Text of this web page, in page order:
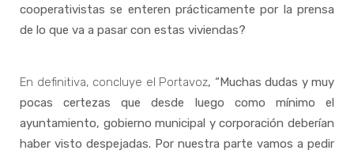
cooperativistas se enteren prácticamente por la prensa
de lo que va a pasar con estas viviendas?
En definitiva, concluye el Portavoz, “Muchas dudas y muy
pocas certezas que desde luego como mínimo el
ayuntamiento, gobierno municipal y corporación deberían
haber visto despejadas. Por nuestra parte vamos a pedir